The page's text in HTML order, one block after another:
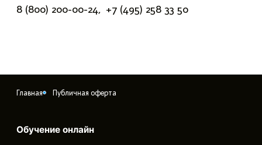
8 (800) 200-00-24, +7 (495) 258 33 50
Главная Публичная оферта
Обучение онлайн